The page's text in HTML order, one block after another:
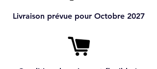
Livraison prévue pour Octobre 2027